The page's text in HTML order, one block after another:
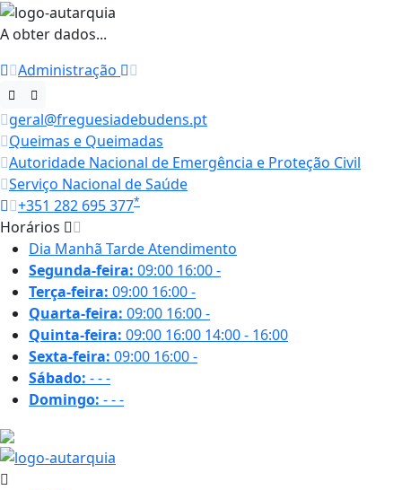
A obter dados...
Administração
geral@freguesiadebudens.pt
Queimas e Queimadas
Autoridade Nacional de Emergência e Proteção Civil
Serviço Nacional de Saúde
+351 282 695 377*
Horários
Dia Manhã TardeAtendimento
Segunda-feira: 09:00 16:00-
Terça-feira: 09:00 16:00-
Quarta-feira: 09:00 16:00-
Quinta-feira: 09:00 16:00 14:00 - 16:00
Sexta-feira: 09:00 16:00-
Sábado: ---
Domingo: ---